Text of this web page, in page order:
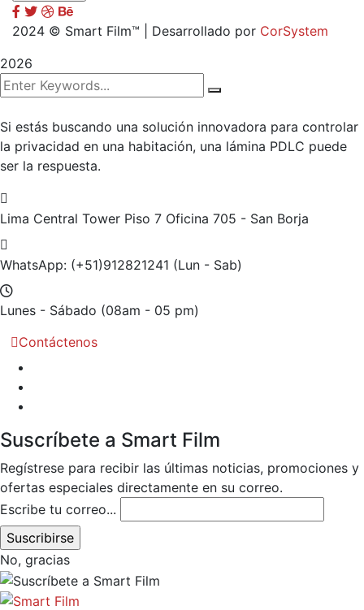
2024 © Smart Film™ | Desarrollado por CorSystem
2026
Si estás buscando una solución innovadora para controlar
la privacidad en una habitación, una lámina PDLC puede
ser la respuesta.
Lima Central Tower Piso 7 Oficina 705 - San Borja
WhatsApp: (+51)912821241 (Lun - Sab)
Lunes - Sábado (08am - 05 pm)
Contáctenos
Suscríbete a Smart Film
Regístrese para recibir las últimas noticias, promociones y
ofertas especiales directamente en su correo.
Escribe tu correo...
No, gracias